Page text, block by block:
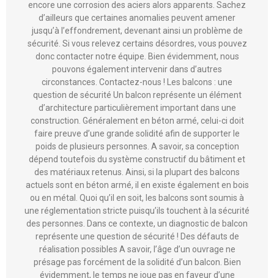
tels des fissures, des éclats de béton en nez de balcon ou
encore une corrosion des aciers alors apparents. Sachez
d’ailleurs que certaines anomalies peuvent amener
jusqu’à l’effondrement, devenant ainsi un problème de
sécurité. Si vous relevez certains désordres, vous pouvez
donc contacter notre équipe. Bien évidemment, nous
pouvons également intervenir dans d’autres
circonstances. Contactez-nous ! Les balcons : une
question de sécurité Un balcon représente un élément
d’architecture particulièrement important dans une
construction. Généralement en béton armé, celui-ci doit
faire preuve d’une grande solidité afin de supporter le
poids de plusieurs personnes. A savoir, sa conception
dépend toutefois du système constructif du bâtiment et
des matériaux retenus. Ainsi, si la plupart des balcons
actuels sont en béton armé, il en existe également en bois
ou en métal. Quoi qu’il en soit, les balcons sont soumis à
une réglementation stricte puisqu’ils touchent à la sécurité
des personnes. Dans ce contexte, un diagnostic de balcon
représente une question de sécurité ! Des défauts de
réalisation possibles A savoir, l’âge d’un ouvrage ne